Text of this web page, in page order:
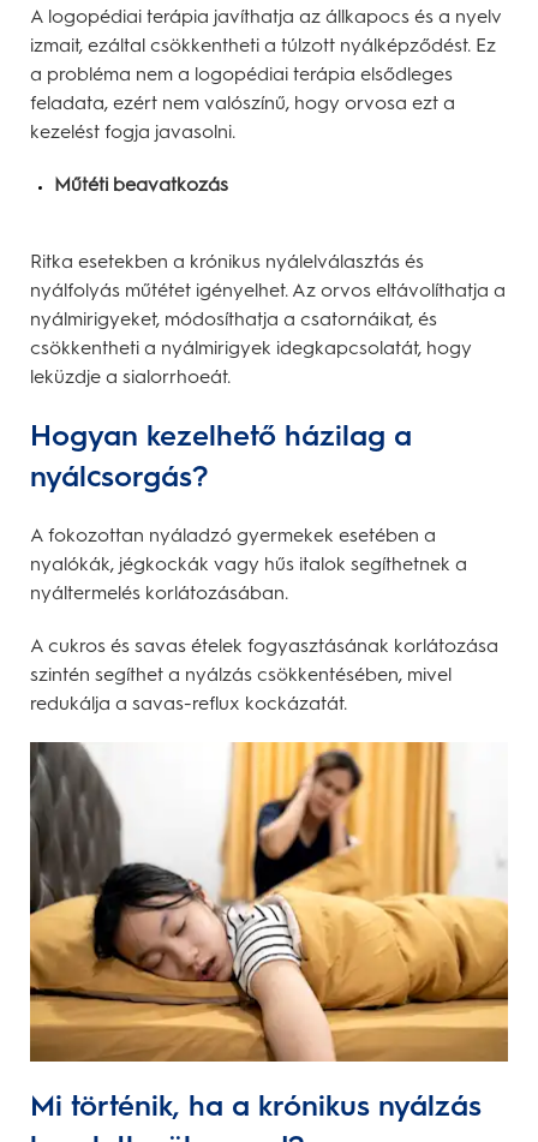
A logopédiai terápia javíthatja az állkapocs és a nyelv
izmait, ezáltal csökkentheti a túlzott nyálképződést. Ez
a probléma nem a logopédiai terápia elsődleges
feladata, ezért nem valószínű, hogy orvosa ezt a
kezelést fogja javasolni.
Műtéti beavatkozás
Ritka esetekben a krónikus nyálelválasztás és
nyálfolyás műtétet igényelhet. Az orvos eltávolíthatja a
nyálmirigyeket, módosíthatja a csatornáikat, és
csökkentheti a nyálmirigyek idegkapcsolatát, hogy
leküzdje a sialorrhoeát.
Hogyan kezelhető házilag a
nyálcsorgás?
A fokozottan nyáladzó gyermekek esetében a
nyalókák, jégkockák vagy hűs italok segíthetnek a
nyáltermelés korlátozásában.
A cukros és savas ételek fogyasztásának korlátozása
szintén segíthet a nyálzás csökkentésében, mivel
redukálja a savas-reflux kockázatát.
Mi történik, ha a krónikus nyálzás